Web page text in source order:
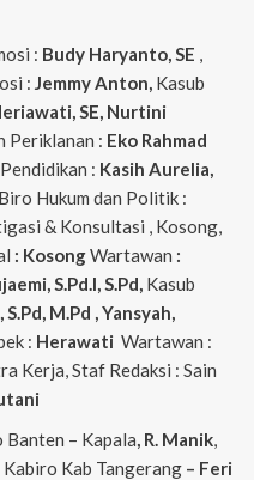
: Budy Haryanto, SE ,
: Jemmy Anton, Kasub
SE, Nurtini
Periklanan : Eko Rahmad
: Kasih Aurelia,
Hukum dan Politik :
& Konsultasi , Kosong,
: KosongWartawan :
S.Pd.I, S.Pd, Kasub
S.Pd, M.Pd , Yansyah,
: Herawati Wartawan :
Kerja, Staf Redaksi : Sain
– Kapala, R. Manik,
Kabiro Kab Tangerang– Feri